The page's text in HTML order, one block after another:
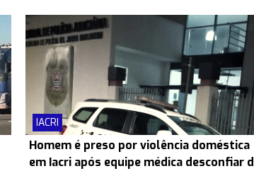
IACRI
Homem é preso por violência doméstica
em Iacri após equipe médica desconfiar